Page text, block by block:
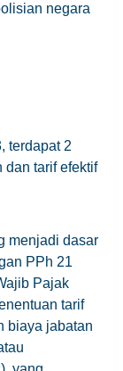
negara
terdapat 2
dan tarif efektif
menjadi dasar
PPh 21
Pajak
tarif
biaya jabatan